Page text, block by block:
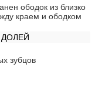
ободок из близко
краем и ободком
зубцов